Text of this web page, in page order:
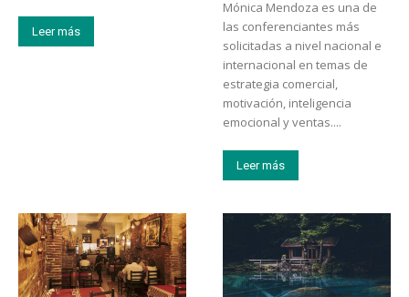
Leer más
Mónica Mendoza es una de
las conferenciantes más
solicitadas a nivel nacional e
internacional en temas de
estrategia comercial,
motivación, inteligencia
emocional y ventas....
Leer más